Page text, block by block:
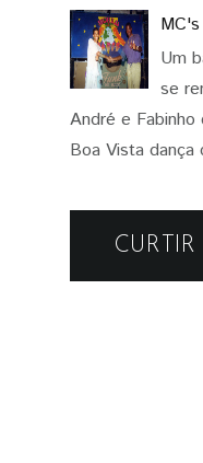
Um
se
André e
Boa Vista dança